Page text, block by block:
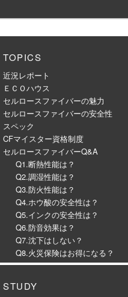
TOPICS
近況レポート
ＥＣＯハウス
セルロースファイバーの魅力
セルロースファイバーの安全性
スペック
CFマイスター資格制度
セルロースファイバーQ&A
Q1.断熱性能は？
Q2.調湿性能は？
Q3.防火性能は？
Q4.ホウ酸の安全性は？
Q5.インクの安全性は？
Q6.防音効果は？
Q7.沈下はしない？
Q8.火災保険はお得になる？
STUDY